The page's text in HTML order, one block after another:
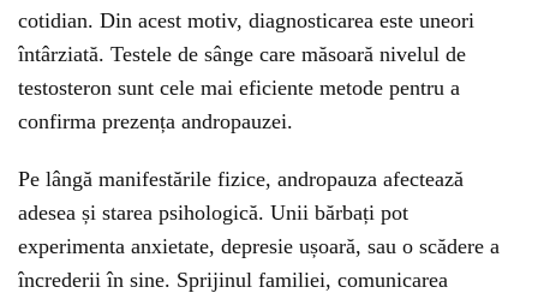
cotidian. Din acest motiv, diagnosticarea este uneori
întârziată. Testele de sânge care măsoară nivelul de
testosteron sunt cele mai eficiente metode pentru a
confirma prezența andropauzei.
Pe lângă manifestările fizice, andropauza afectează
adesea și starea psihologică. Unii bărbați pot
experimenta anxietate, depresie ușoară, sau o scădere a
încrederii în sine. Sprijinul familiei, comunicarea